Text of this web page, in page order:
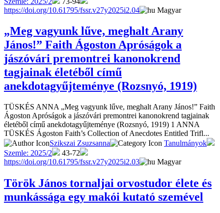
https://doi.org/10.61795/fssr.v27y2025i2.04
Magyar
„Meg vagyunk lűve, meghalt Arany
János!” Faith Ágoston Apróságok a
jászóvári premontrei kanonokrend
tagjainak életéből című
anekdotagyűjteménye (Rozsnyó, 1919)
TÜSKÉS ANNA „Meg vagyunk lűve, meghalt Arany János!” Faith
Ágoston Apróságok a jászóvári premontrei kanonokrend tagjainak
életéből című anekdotagyűjteménye (Rozsnyó, 1919) 1 ANNA
TÜSKÉS Ágoston Faith’s Collection of Anecdotes Entitled Trifl...
Szikszai Zsuzsanna
Tanulmányok
Szemle: 2025/2
43-72
https://doi.org/10.61795/fssr.v27y2025i2.03
Magyar
Török János tornaljai orvostudor élete és
munkássága egy makói kutató szemével